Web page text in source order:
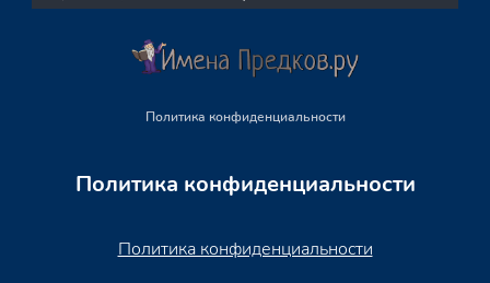
Политика конфиденциальности
Политика конфиденциальности
Политика конфиденциальности